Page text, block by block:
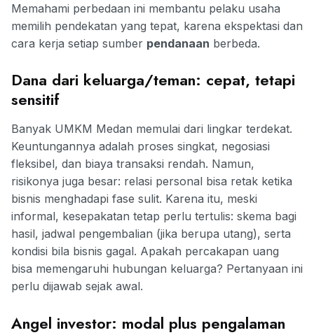
Memahami perbedaan ini membantu pelaku usaha
memilih pendekatan yang tepat, karena ekspektasi dan
cara kerja setiap sumber pendanaan berbeda.
Dana dari keluarga/teman: cepat, tetapi
sensitif
Banyak UMKM Medan memulai dari lingkar terdekat.
Keuntungannya adalah proses singkat, negosiasi
fleksibel, dan biaya transaksi rendah. Namun,
risikonya juga besar: relasi personal bisa retak ketika
bisnis menghadapi fase sulit. Karena itu, meski
informal, kesepakatan tetap perlu tertulis: skema bagi
hasil, jadwal pengembalian (jika berupa utang), serta
kondisi bila bisnis gagal. Apakah percakapan uang
bisa memengaruhi hubungan keluarga? Pertanyaan ini
perlu dijawab sejak awal.
Angel investor: modal plus pengalaman